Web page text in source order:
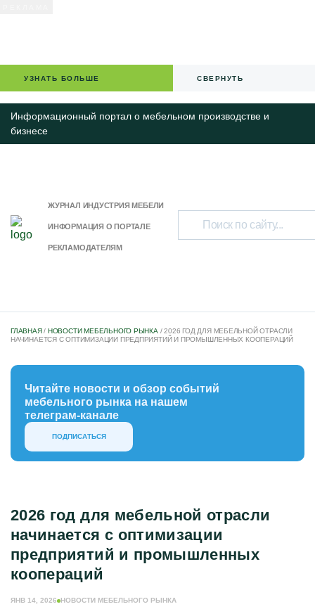
УЗНАТЬ БОЛЬШЕ СВЕРНУТЬ
Информационный портал о мебельном производстве и
бизнесе
ЖУРНАЛ ИНДУСТРИЯ МЕБЕЛИ
ИНФОРМАЦИЯ О ПОРТАЛЕ
РЕКЛАМОДАТЕЛЯМ
ГЛАВНАЯ/ НОВОСТИ МЕБЕЛЬНОГО РЫНКА /2026 ГОД ДЛЯ МЕБЕЛЬНОЙ ОТРАСЛИ
НАЧИНАЕТСЯ С ОПТИМИЗАЦИИ ПРЕДПРИЯТИЙ И ПРОМЫШЛЕННЫХ КООПЕРАЦИЙ
Читайте новости и обзор событий
мебельного рынка на нашем
телеграм-канале
ПОДПИСАТЬСЯ
2026 год для мебельной отрасли
начинается с оптимизации
предприятий и промышленных
коопераций
ЯНВ 14, 2026 НОВОСТИ МЕБЕЛЬНОГО РЫНКА